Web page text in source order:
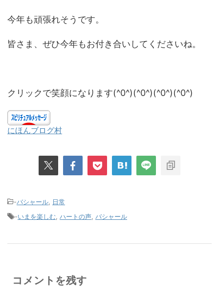
今年も頑張れそうです。
皆さま、ぜひ今年もお付き合いしてくださいね。
クリックで笑顔になります(^0^)(^0^)(^0^)(^0^)
にほんブログ村
-バシャール, 日常
-いまを楽しむ, ハートの声, バシャール
コメントを残す